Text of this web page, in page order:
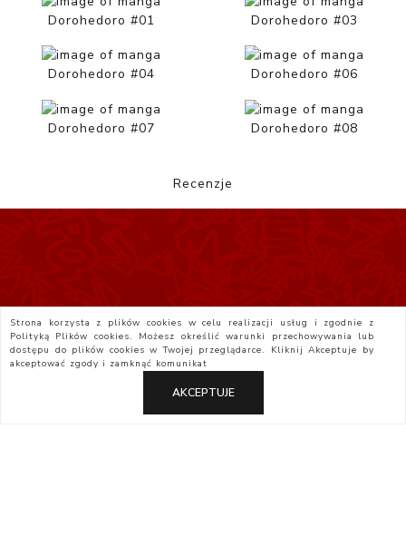
Dorohedoro #01 Dorohedoro #03
Dorohedoro #04 Dorohedoro #06
Dorohedoro #07 Dorohedoro #08
Recenzje
Strona korzysta z plików cookies w celu realizacji usług i zgodnie z
Polityką Plików cookies. Możesz określić warunki przechowywania lub
dostępu do plików cookies w Twojej przeglądarce. KliknijAkceptuje by
akceptować zgody i zamknąć komunikat
AKCEPTUJE